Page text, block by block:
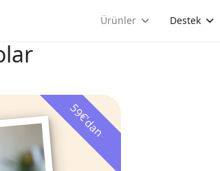
Ürünler Destek
59€'dan